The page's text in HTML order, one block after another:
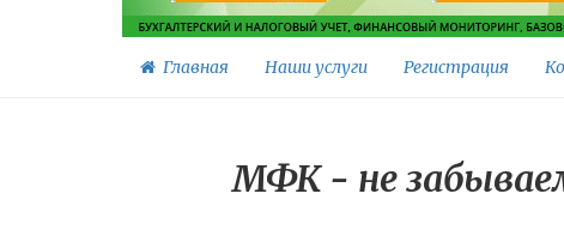
Главная Наши услуги Регистрация
МФК - не